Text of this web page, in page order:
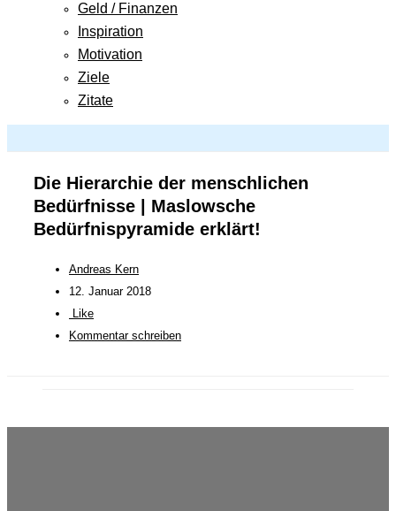
Geld / Finanzen
Inspiration
Motivation
Ziele
Zitate
Die Hierarchie der menschlichen
Bedürfnisse | Maslowsche
Bedürfnispyramide erklärt!
Andreas Kern
12. Januar 2018
Like
Kommentar schreiben